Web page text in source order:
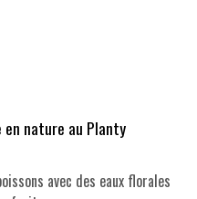
nature au Planty
avec des eaux florales